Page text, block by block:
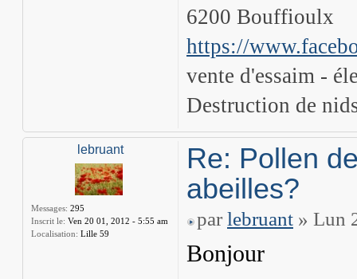
6200 Bouffioulx
https://
vente d'essaim -
Destruction de
lebruant
Messages: 295
Inscrit le: Ven 20 01, 2012 - 5:55 am
Localisation: Lille 59
Re: Pollen
abeilles?
par lebruant » Lun
Bonjour